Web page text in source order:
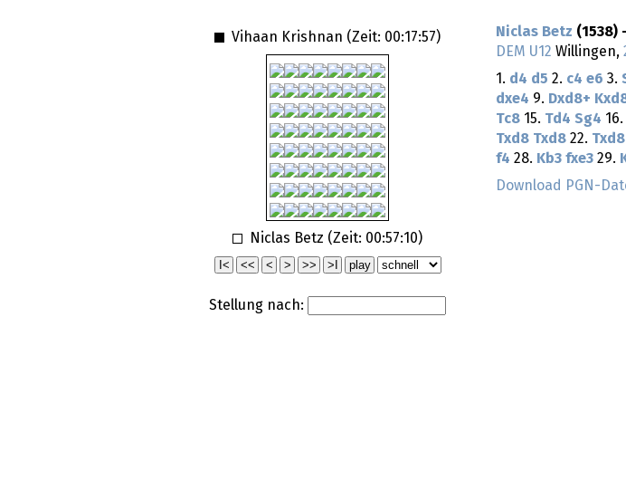
Vihaan Krishnan (Zeit: 00:17:57)
Niclas Betz (Zeit: 00:57:10)
Stellung nach:
Niclas Betz (1538)
DEM U12 Willingen,
1. d4 d5 2. c4 e6 3.
dxe4 9. Dxd8+
Tc8 15. Td4 Sg4 16.
Txd8 Txd8 22. Txd8
f4 28. Kb3 fxe3 29.
Download PGN-